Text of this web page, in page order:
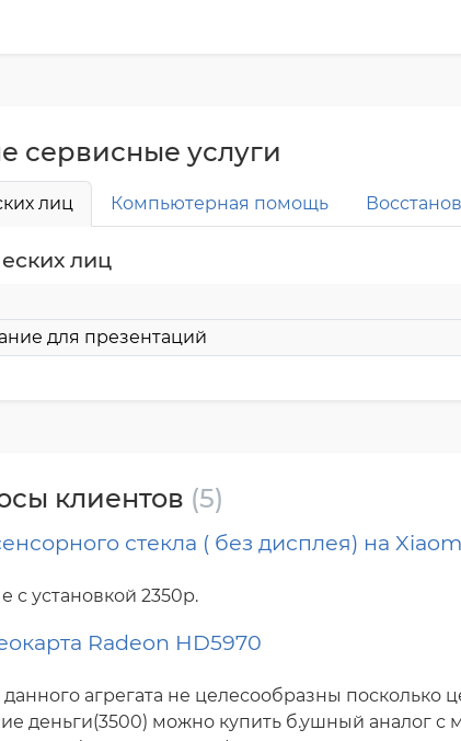
сервисные услуги
лиц Компьютерная помощь
лиц
для презентаций
клиентов (5)
стекла ( без дисплея) на
с установкой 2350р.
Radeon HD5970
агрегата не целесообразны
деньги(3500) можно купить б.ушный аналог